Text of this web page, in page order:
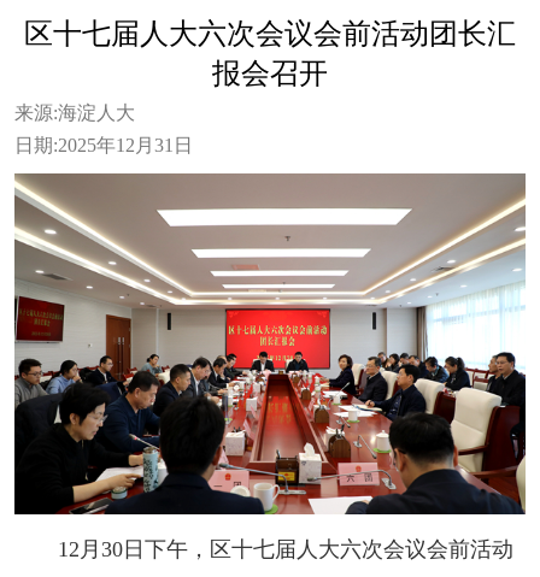
区十七届人大六次会议会前活动团长汇
报会召开
来源:海淀人大
日期:2025年12月31日
12月30日下午，区十七届人大六次会议会前活动